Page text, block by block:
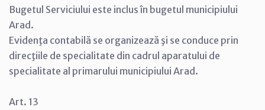
Bugetul Serviciului este inclus în bugetul municipiului
Arad.
Evidenţa contabilă se organizează şi se conduce prin
direcţiile de specialitate din cadrul aparatului de
specialitate al primarului municipiului Arad.
Art. 13